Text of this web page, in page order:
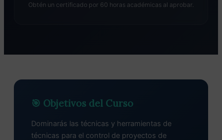
Obtén un certificado por 60 horas académicas al aprobar.
🎯 Objetivos del Curso
Dominarás las técnicas y herramientas de
técnicas para el control de proyectos de